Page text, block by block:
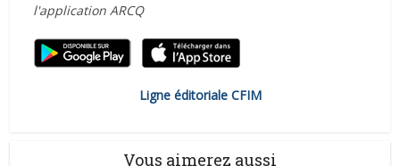
l'application ARCQ
Ligne éditoriale CFIM
Vous aimerez aussi